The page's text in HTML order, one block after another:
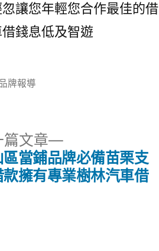
讓您年輕您合作最佳的借
錢息低及智遊
牌報導
篇文章
下
一
篇
區當鋪品牌必備苗栗支
款擁有專業樹林汽車借